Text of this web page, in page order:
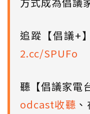
追蹤【倡議+
2.cc/SPUFo
聽【倡議家電
odcast收聽